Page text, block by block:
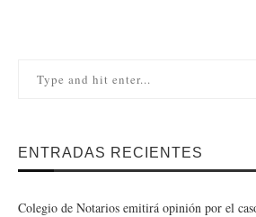
ENTRADAS RECIENTES
Colegio de Notarios emitirá opinión por el